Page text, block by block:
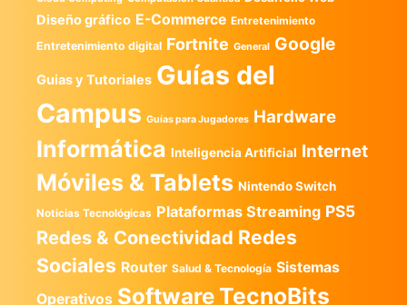
Diseño gráfico E-Commerce Entretenimiento
Entretenimiento digital Fortnite General Google
Guias y Tutoriales Guías del
Campus Guías para Jugadores Hardware
Informática Inteligencia Artificial Internet
Móviles & Tablets Nintendo Switch
Noticias Tecnológicas Plataformas Streaming PS5
Redes & Conectividad Redes
Sociales Router Salud & Tecnología Sistemas
Operativos SoftwareTecnoBits